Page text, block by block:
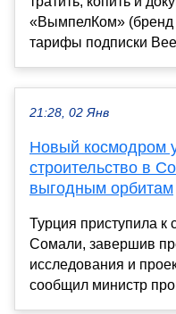
«ВымпелКом» (бренд
тарифы подписки
21:28, 02 Янв
Новый космодром
строительство в
выгодным орбитам
Турция приступила к
Сомали, завершив
исследования и
сообщил министр